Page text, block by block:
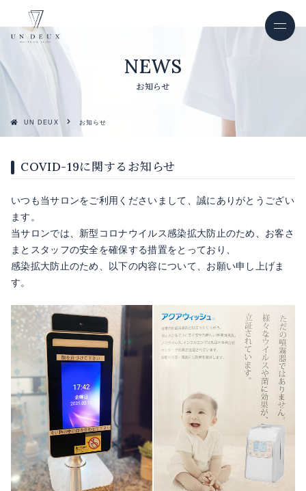
お知らせ
UN DEUX お知らせ
COVID-19に関するお知らせ
いつも当サロンをご利用くださいまして、誠にありがとうござい
ます。
当サロンでは、新型コロナウイルス感染拡大防止のため、お客さ
まとスタッフの安全を確保する措置をとっており、
感染拡大防止のため、以下の内容について、お願い申し上げま
す。